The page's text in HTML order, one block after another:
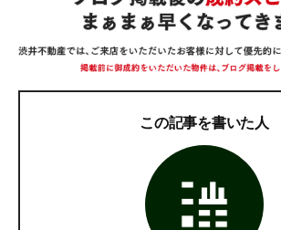
この記事を書いた人